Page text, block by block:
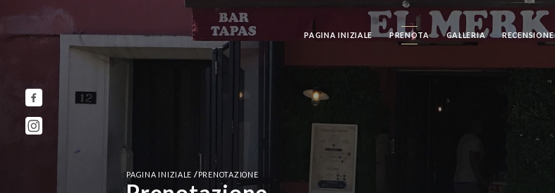
PAGINA INIZIALE PRENOTA GALLERIA RECENSIONE
PAGINA INIZIALE / PRENOTAZIONE